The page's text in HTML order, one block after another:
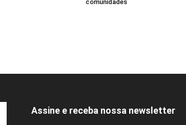
comunidades
Assine e receba nossa newsletter